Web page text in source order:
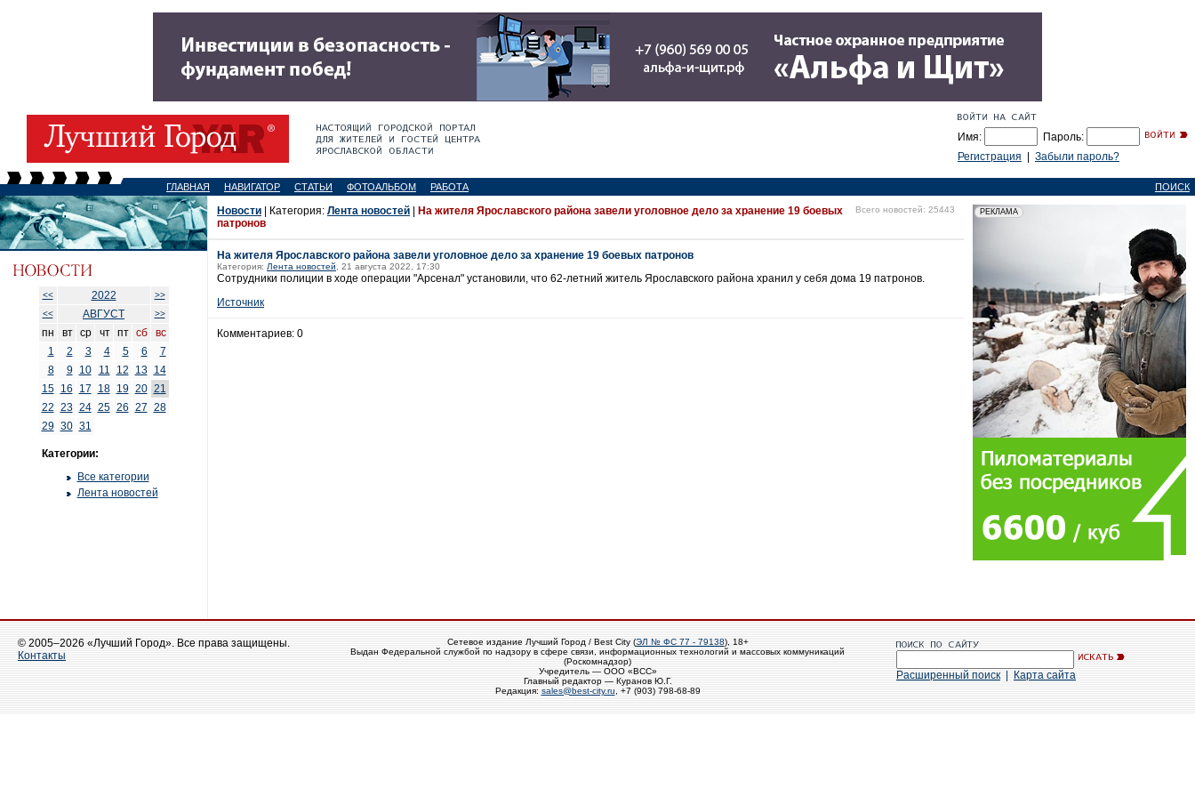
Имя:
Пароль:
Регистрация
Забыли пароль?
ГЛАВНАЯ НАВИГАТОР СТАТЬИ ФОТОАЛЬБОМ РАБОТА ПОИСК
<< 2022
>>
<<
АВГУСТ >>
пн вт ср чт пт сб
вс
1
2 3 4 5 6
7
8
9 10 11 12 13
14
15
16 17 18 19 20 21
22 23 24 25 26 27 28
29 30 31
Категории:
Все категории
Лента новостей
Новости | Категория: Лента новостей
На жителя Ярославского района завели уголовное дело за хранение 19 боевых
патронов
Всего новостей: 25443
На жителя Ярославского района завели уголовное дело за хранение 19 боевых патронов
Категория: Лента новостей , 21 августа 2022, 17:30
Сотрудники полиции в ходе операции "Арсенал" установили, что 62-летний житель Ярославского района хранил у себя дома 19 патронов.
Источник
Комментариев: 0
© 2005–2026 «Лучший Город». Все права защищены.
Контакты
Сетевое издание Лучший Город / Best City (ЭЛ № ФС 77 - 79138), 18+
Выдан Федеральной службой по надзору в сфере связи, информационных технологий и массовых коммуникаций
(Роскомнадзор)
Учредитель — ООО «ВСС»
Главный редактор — Куранов Ю.Г.
Редакция: sales@best-city.ru , +7 (903) 798-68-89
Расширенный поиск Карта сайта